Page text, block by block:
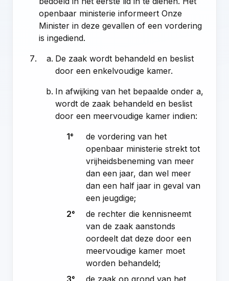
openbaar ministerie informeert Onze
Minister in deze gevallen of een vordering
is ingediend.
De zaak wordt behandeld en beslist
door een enkelvoudige kamer.
In afwijking van het bepaalde onder a,
wordt de zaak behandeld en beslist
door een meervoudige kamer indien:
1°
de vordering van het
openbaar ministerie strekt tot
vrijheidsbeneming van meer
dan een jaar, dan wel meer
dan een half jaar in geval van
een jeugdige;
2°
de rechter die kennisneemt
van de zaak aanstonds
oordeelt dat deze door een
meervoudige kamer moet
worden behandeld;